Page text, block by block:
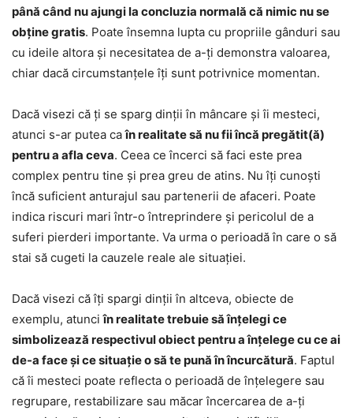
până când nu ajungi la concluzia normală că nimic nu se
obține gratis. Poate însemna lupta cu propriile gânduri sau
cu ideile altora și necesitatea de a-ți demonstra valoarea,
chiar dacă circumstanțele îți sunt potrivnice momentan.
Dacă visezi că ți se sparg dinții în mâncare și îi mesteci,
atunci s-ar putea caîn realitate să nu fii încă pregătit(ă)
pentru a afla ceva. Ceea ce încerci să faci este prea
complex pentru tine și prea greu de atins. Nu îți cunoști
încă suficient anturajul sau partenerii de afaceri. Poate
indica riscuri mari într-o întreprindere și pericolul de a
suferi pierderi importante. Va urma o perioadă în care o să
stai să cugeti la cauzele reale ale situației.
Dacă visezi că îți spargi dinții în altceva, obiecte de
exemplu, atunciîn realitate trebuie să înțelegi ce
simbolizează respectivul obiect pentru a înțelege cu ce ai
de-a face și ce situație o să te pună în încurcătură. Faptul
că îi mesteci poate reflecta o perioadă de înțelegere sau
regrupare, restabilizare sau măcar încercarea de a-ți